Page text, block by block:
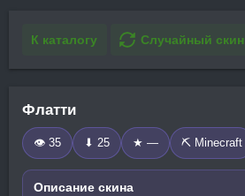
К каталогу Случайный скин
Флатти
👁 35 ⬇ 25 ★ — ⛏️ Minecraft
Описание скина